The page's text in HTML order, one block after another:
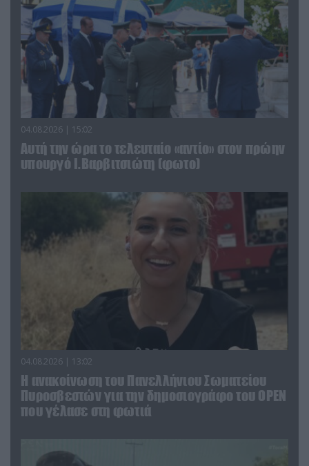
04.08.2026 | 15:02
Αυτή την ώρα το τελευταίο «αντίο» στον πρώην
υπουργό Ι.Βαρβιτσιώτη (φωτο)
04.08.2026 | 13:02
Η ανακοίνωση του Πανελλήνιου Σωματείου
Πυροσβεστών για την δημοσιογράφο του OPEN
που γέλασε στη φωτιά